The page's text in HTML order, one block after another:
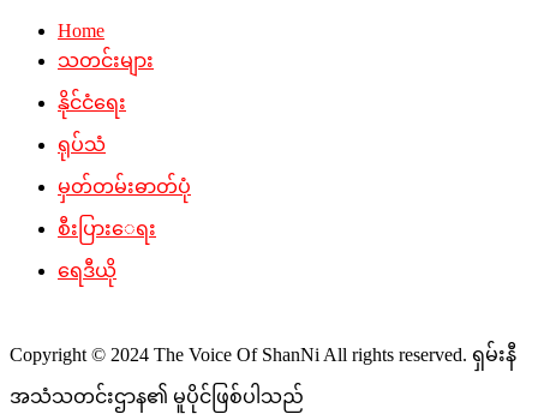
Home
သတင်းများ
နိုင်ငံရေး
ရုပ်သံ
မှတ်တမ်းဓာတ်ပုံ
စီးပြားေရး
ရေဒီယို
Copyright © 2024 The Voice Of ShanNi All rights reserved. ရှမ်းနီ
အသံသတင်းဌာန၏ မူပိုင်ဖြစ်ပါသည်